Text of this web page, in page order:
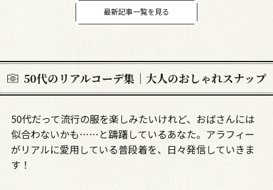
最新記事一覧を見る
50代のリアルコーデ集｜大人のおしゃれスナップ
50代だって流行の服を楽しみたいけれど、おばさんには
似合わないかも……と躊躇しているあなた。アラフィー
がリアルに愛用している普段着を、日々発信していきま
す！